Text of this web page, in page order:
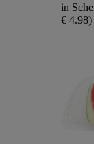
in
€ 4.98)